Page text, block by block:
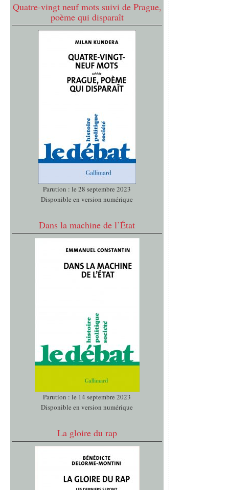
Quatre-vingt neuf mots suivi de Prague,
poème qui disparaît
Parution : le 28 septembre 2023
Disponible en version numérique
Dans la machine de l’État
Parution : le 14 septembre 2023
Disponible en version numérique
La gloire du rap